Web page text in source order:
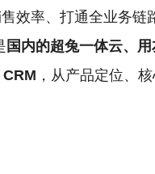
效率、打通全业务链
国内的超兔一体云、用
，从产品定位、